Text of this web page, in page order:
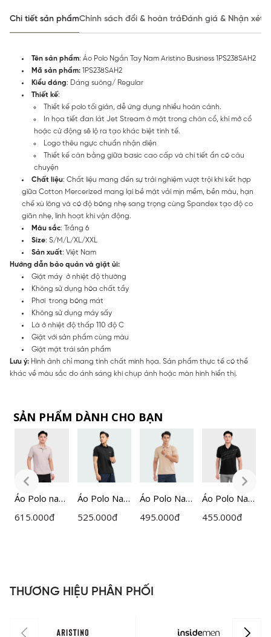
Chi tiết sản phẩmChính sách đổi & hoàn trảĐánh giá & Nhận xét
Tên sản phẩm: Áo Polo Ngắn Tay Nam Aristino Business 1PS238SAH2
Mã sản phẩm: 1PS238SAH2
Kiểu dáng: Dáng suông/ Regular
Thiết kế:
Thiết kế polo tối giản, dễ ứng dụng nhiều hoàn cảnh.
In họa tiết đan lát Jet Stream ở mặt trong chân cổ, khi mở cổ
hoặc cử động sẽ lộ ra tạo khác biệt tinh tế.
Logo thêu ngực chuẩn nhận diện
Thiết kế cân bằng giữa basic cao cấp và chi tiết ẩn có câu
chuyện
Chất liệu: Chất liệu mang đến sự trải nghiệm vượt trội khi kết hợp
giữa Cotton Mercerized mang lại bề mặt vải mịn mềm, bền màu, hạn
chế xù lông và có độ bóng nhẹ sang trọng cùng Spandex tạo độ co
giãn nhẹ, linh hoạt khi vận động.
Màu sắc: Trắng 6
Size: S/M/L/XL/XXL
Sản xuất: Việt Nam
Hướng dẫn bảo quản và giặt ủi:
Giặt máy ở nhiệt độ thường
Không sử dụng hóa chất tẩy
Phơi trong bóng mát
Không sử dụng máy sấy
Là ở nhiệt độ thấp 110 độ C
Giặt với sản phẩm cùng màu
Giặt mặt trái sản phẩm
Lưu ý: Hình ảnh chỉ mang tính chất minh họa. Sản phẩm thực tế có thể
khác về màu sắc do ánh sáng khi chụp ảnh hoặc màn hình hiển thị.
SẢN PHẨM DÀNH CHO BẠN
Áo Polo nam
ngắn tay
615.000đ
Áo Polo Nam
Insidemen
525.000đ
Áo Polo Nam
Insidemen
495.000đ
Áo Polo Nam
Đen
455.000đ
THƯƠNG HIỆU PHÂN PHỐI